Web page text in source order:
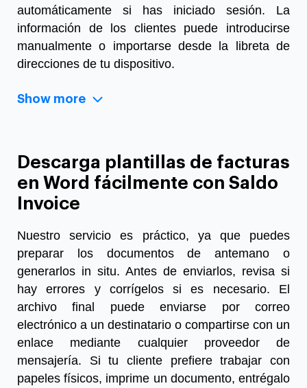
automáticamente si has iniciado sesión. La
información de los clientes puede introducirse
manualmente o importarse desde la libreta de
direcciones de tu dispositivo.
Show more
Descarga plantillas de facturas
en Word fácilmente con Saldo
Invoice
Nuestro servicio es práctico, ya que puedes
preparar los documentos de antemano o
generarlos in situ. Antes de enviarlos, revisa si
hay errores y corrígelos si es necesario. El
archivo final puede enviarse por correo
electrónico a un destinatario o compartirse con un
enlace mediante cualquier proveedor de
mensajería. Si tu cliente prefiere trabajar con
papeles físicos, imprime un documento, entrégalo